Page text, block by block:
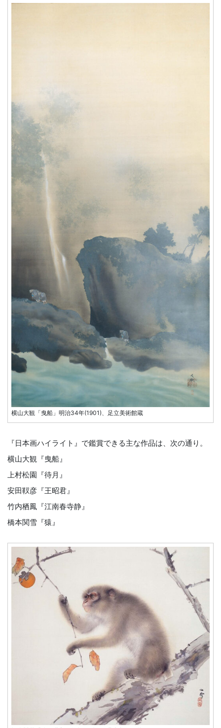
横山大観「曳船」明治34年(1901)、足立美術館蔵
『日本画ハイライト』で鑑賞できる主な作品は、次の通り。
横山大観『曳船』
上村松園『待月』
安田靫彦『王昭君』
竹内栖鳳『江南春寺静』
橋本関雪『猿』